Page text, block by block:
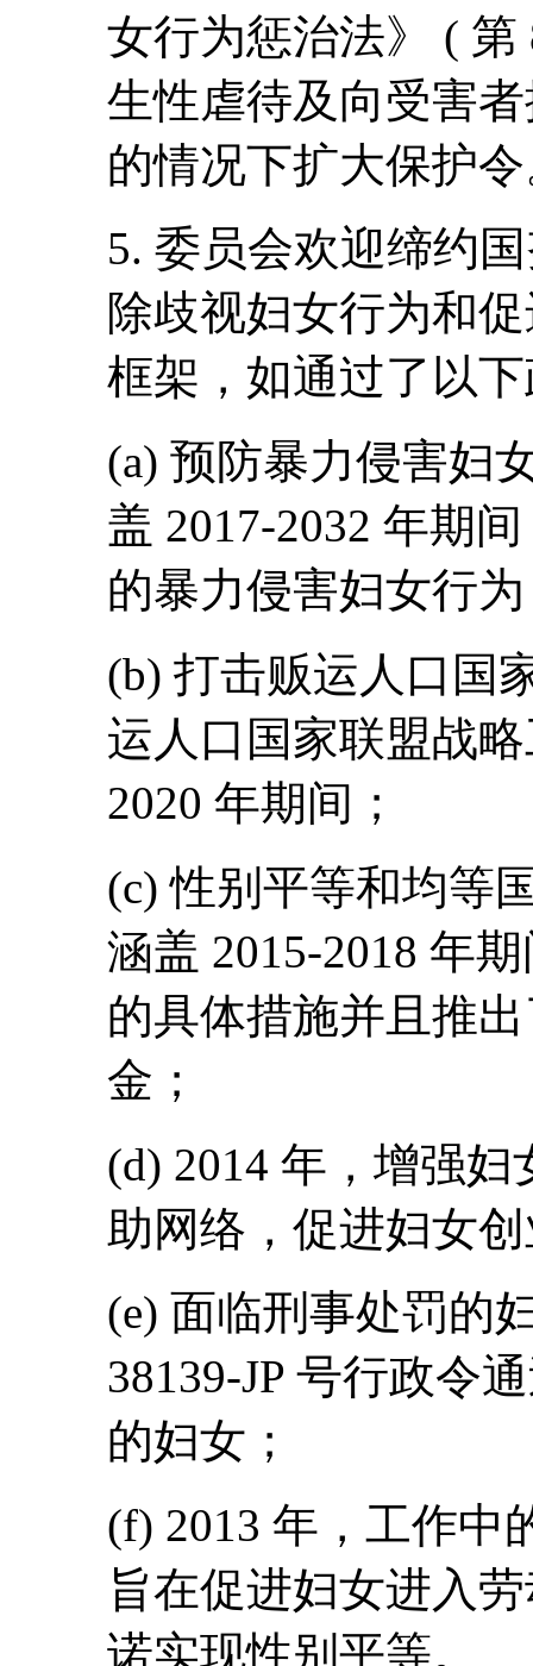
女行为惩治法》 ( 第
生性虐待及向受害
的情况下扩大保护
5. 委员会欢迎缔约
除歧视妇女行为和
框架，如通过了以
(a) 预防暴力侵害妇
盖 2017-2032 年期
的暴力侵害妇女行
(b) 打击贩运人口国
运人口国家联盟战
2020 年期间；
(c) 性别平等和均等
涵盖 2015-2018 年
的具体措施并且推
金；
(d) 2014 年，增强
助网络，促进妇女
(e) 面临刑事处罚的
38139-JP 号行政令
的妇女；
(f) 2013 年，工作中
旨在促进妇女进入
诺实现性别平等。